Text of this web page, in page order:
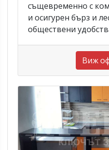
същевременно с
и осигурен бърз и
обществени
Виж